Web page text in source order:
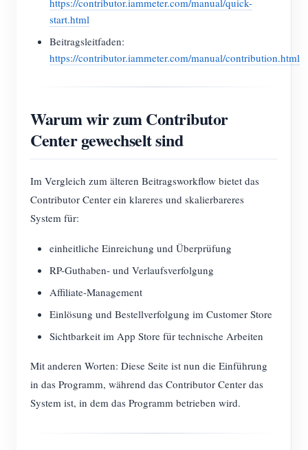
https://contributor.iammeter.com/manual/quick-
start.html
Beitragsleitfaden:
https://contributor.iammeter.com/manual/contribution.html
Warum wir zum Contributor
Center gewechselt sind
Im Vergleich zum älteren Beitragsworkflow bietet das
Contributor Center ein klareres und skalierbareres
System für:
einheitliche Einreichung und Überprüfung
RP-Guthaben- und Verlaufsverfolgung
Affiliate-Management
Einlösung und Bestellverfolgung im Customer Store
Sichtbarkeit im App Store für technische Arbeiten
Mit anderen Worten: Diese Seite ist nun die Einführung
in das Programm, während das Contributor Center das
System ist, in dem das Programm betrieben wird.